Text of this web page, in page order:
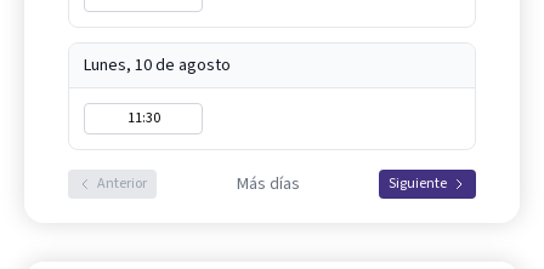
Lunes, 10 de agosto
11:30
Anterior Más días Siguiente